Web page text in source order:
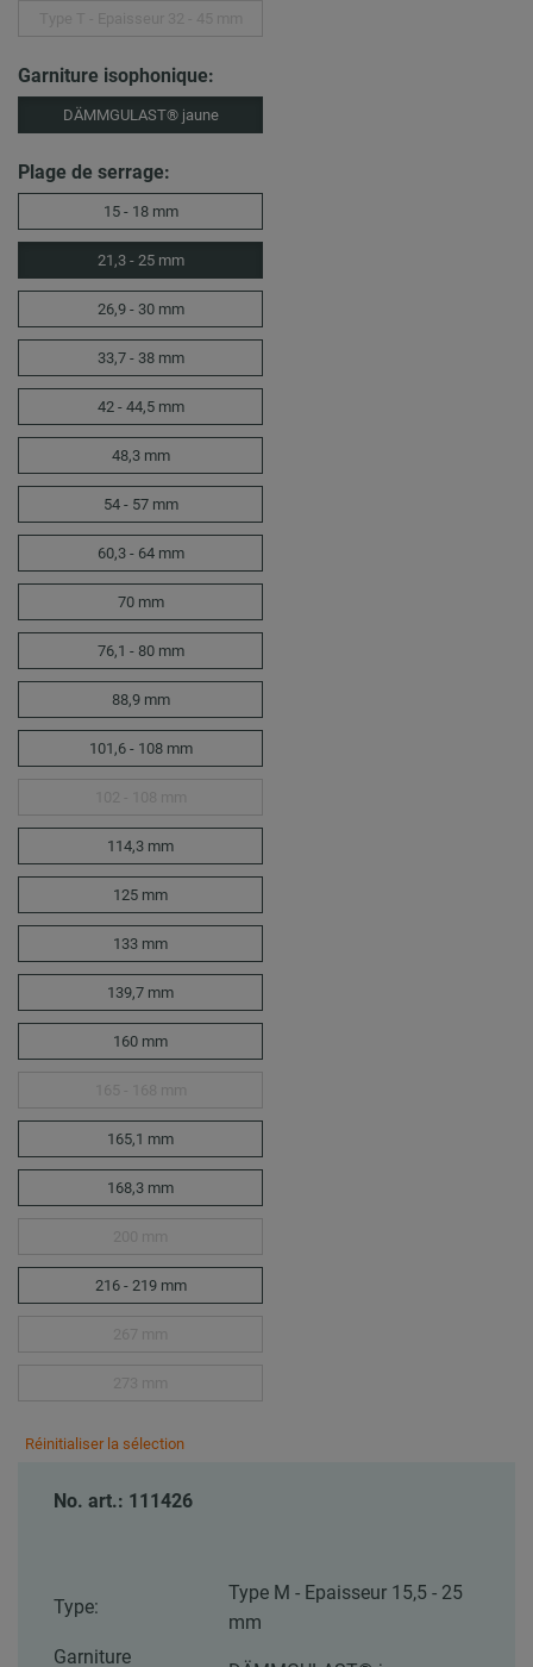
Garniture isophonique:
DÄMMGULAST® jaune
Plage de serrage:
15 - 18 mm
21,3 - 25 mm
26,9 - 30 mm
33,7 - 38 mm
42 - 44,5 mm
48,3 mm
54 - 57 mm
60,3 - 64 mm
70 mm
76,1 - 80 mm
88,9 mm
101,6 - 108 mm
114,3 mm
125 mm
133 mm
139,7 mm
160 mm
165,1 mm
168,3 mm
216 - 219 mm
Réinitialiser la sélection
No. art.: 111426
Type:
Type M - Epaisseur 15,5 - 25
mm
Garniture